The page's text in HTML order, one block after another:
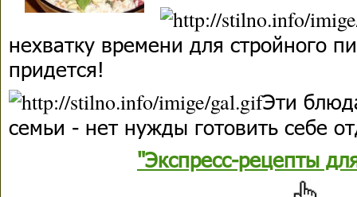
нехватку времени для стройного
придется!
Эти
семьи - нет нужды готовить себе
"Экспресс-рецепты